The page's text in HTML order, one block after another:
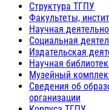
Структура ТГПУ
Факультеты,
Научная
Социальная
Издательская
Научная
Музейный
Сведения об
организации